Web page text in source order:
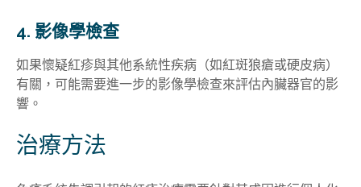
4. 影像學檢查
如果懷疑紅疹與其他系統性疾病（如紅斑狼瘡或硬皮病）
有關，可能需要進一步的影像學檢查來評估內臟器官的影
響。
治療方法